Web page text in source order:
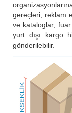
gereçleri, reklam
ve kataloglar,
yurt dışı kargo
gönderilebilir.